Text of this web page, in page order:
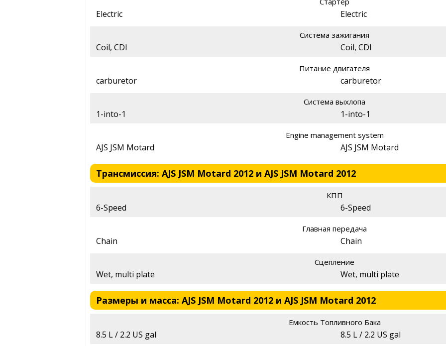
Electric Electric
Система зажигания
Coil, CDI Coil, CDI
Питание двигателя
carburetor carburetor
Система выхлопа
1-into-1 1-into-1
Engine management system
AJS JSM Motard AJS JSM Motard
Трансмиссия: AJS JSM Motard 2012 и AJS JSM Motard 2012
КПП
6-Speed 6-Speed
Главная передача
Chain Chain
Сцепление
Wet, multi plate Wet, multi plate
Размеры и масса: AJS JSM Motard 2012 и AJS JSM Motard 2012
Емкость Топливного Бака
8.5 L / 2.2 US gal 8.5 L / 2.2 US gal